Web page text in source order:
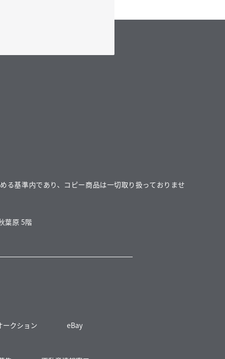
る基準内であり、コピー商品は一切取り扱っておりませ
葉原 5階
ークション eBay